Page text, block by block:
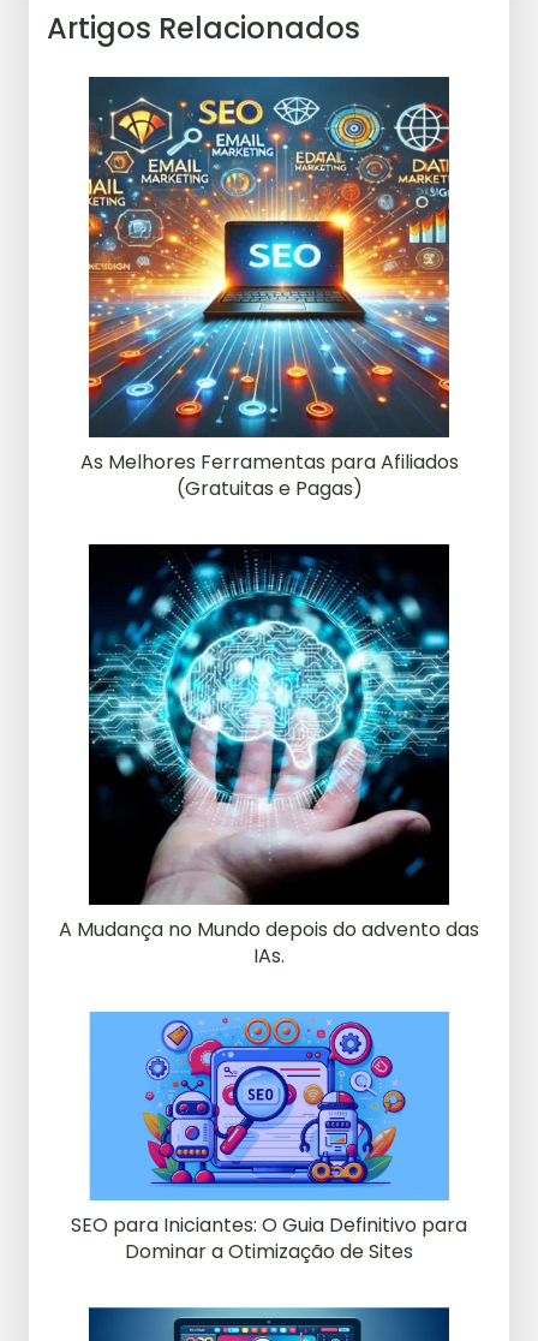
Artigos Relacionados
As Melhores Ferramentas para Afiliados
(Gratuitas e Pagas)
A Mudança no Mundo depois do advento das
IAs.
SEO para Iniciantes: O Guia Definitivo para
Dominar a Otimização de Sites